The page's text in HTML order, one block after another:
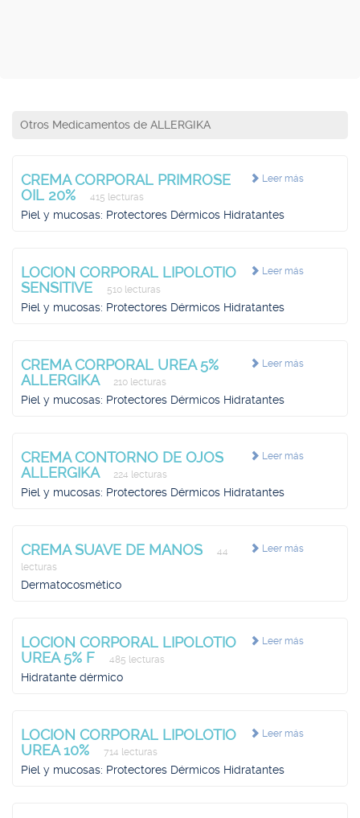
Otros Medicamentos de ALLERGIKA
Leer más
CREMA CORPORAL PRIMROSE
OIL 20%
415 lecturas
Piel y mucosas: Protectores Dérmicos Hidratantes
Leer más
LOCION CORPORAL LIPOLOTIO
SENSITIVE
510 lecturas
Piel y mucosas: Protectores Dérmicos Hidratantes
Leer más
CREMA CORPORAL UREA 5%
ALLERGIKA
210 lecturas
Piel y mucosas: Protectores Dérmicos Hidratantes
Leer más
CREMA CONTORNO DE OJOS
ALLERGIKA
224 lecturas
Piel y mucosas: Protectores Dérmicos Hidratantes
Leer más
CREMA SUAVE DE MANOS
44
lecturas
Dermatocosmético
Leer más
LOCION CORPORAL LIPOLOTIO
UREA 5% F
485 lecturas
Hidratante dérmico
Leer más
LOCION CORPORAL LIPOLOTIO
UREA 10%
714 lecturas
Piel y mucosas: Protectores Dérmicos Hidratantes